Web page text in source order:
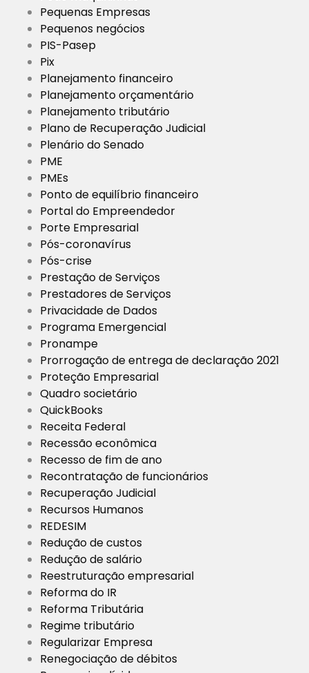
Pequenas Empresas
Pequenos negócios
PIS-Pasep
Pix
Planejamento financeiro
Planejamento orçamentário
Planejamento tributário
Plano de Recuperação Judicial
Plenário do Senado
PME
PMEs
Ponto de equilíbrio financeiro
Portal do Empreendedor
Porte Empresarial
Pós-coronavírus
Pós-crise
Prestação de Serviços
Prestadores de Serviços
Privacidade de Dados
Programa Emergencial
Pronampe
Prorrogação de entrega de declaração 2021
Proteção Empresarial
Quadro societário
QuickBooks
Receita Federal
Recessão econômica
Recesso de fim de ano
Recontratação de funcionários
Recuperação Judicial
Recursos Humanos
REDESIM
Redução de custos
Redução de salário
Reestruturação empresarial
Reforma do IR
Reforma Tributária
Regime tributário
Regularizar Empresa
Renegociação de débitos